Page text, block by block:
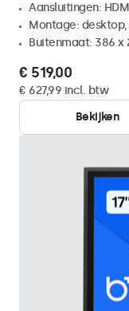
Aansluitingen:
Montage:
Buitenmaat: 386 x
€ 519,00
€ 627,99 incl. btw
Bekijken